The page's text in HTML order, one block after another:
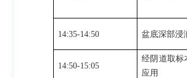
14:35-14:50 盆底深部浸
14:50-15:05
经阴道取标
应用